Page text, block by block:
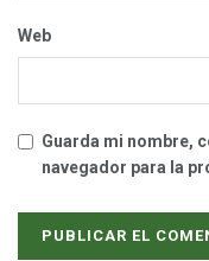
Web
Guarda mi nombre,
navegador para la